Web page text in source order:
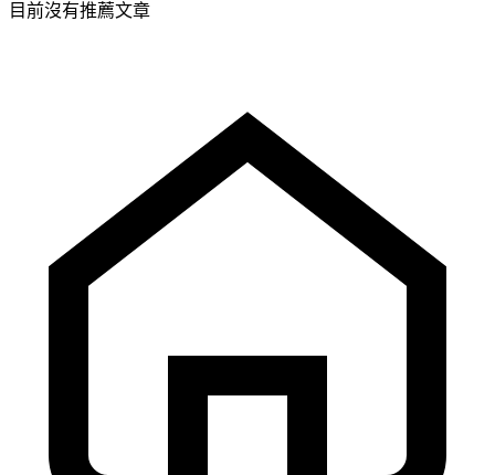
目前沒有推薦文章